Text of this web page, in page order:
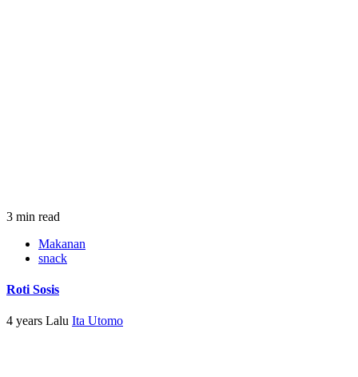
3 min read
Makanan
snack
Roti Sosis
4 years Lalu Ita Utomo